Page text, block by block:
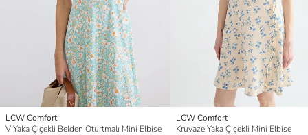
LCW Comfort
V Yaka Çiçekli Belden Oturtmalı Mini Elbise
LCW Comfort
Kruvaze Yaka Çiçekli Mini Elbise